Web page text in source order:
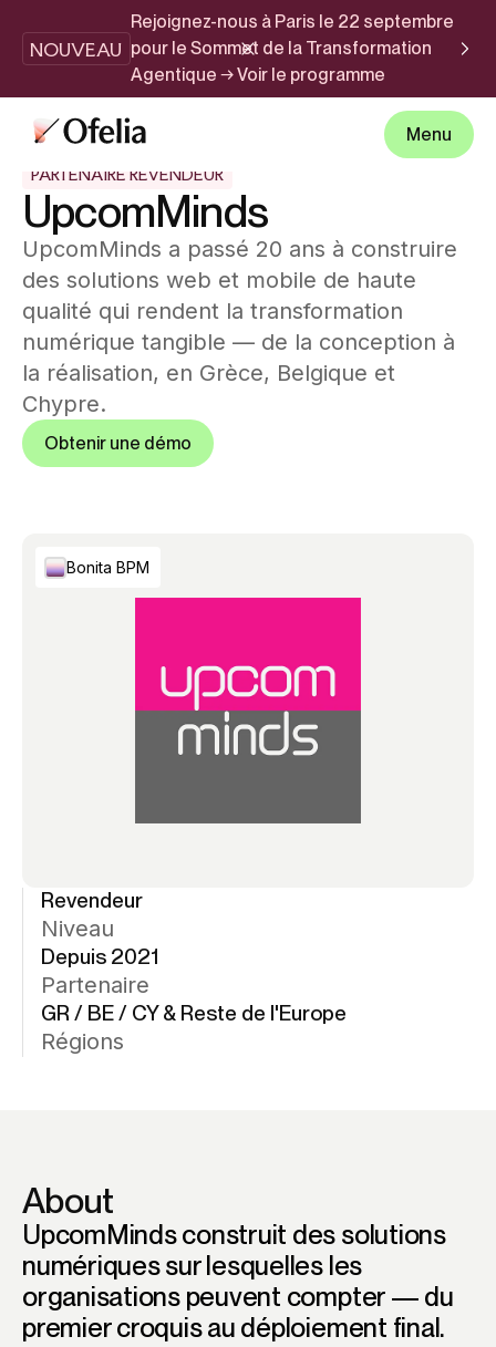
NOUVEAU
Rejoignez-nous à Paris le 22 septembre
pour le Sommet de la Transformation
Agentique → Voir le programme
Menu
PARTENAIRE REVENDEUR
UpcomMinds
UpcomMinds a passé 20 ans à construire
des solutions web et mobile de haute
qualité qui rendent la transformation
numérique tangible — de la conception à
la réalisation, en Grèce, Belgique et
Chypre.
Obtenir une démo
Bonita BPM
Revendeur
Niveau
Depuis 2021
Partenaire
GR / BE / CY & Reste de l'Europe
Régions
About
UpcomMinds construit des solutions
numériques sur lesquelles les
organisations peuvent compter — du
premier croquis au déploiement final.